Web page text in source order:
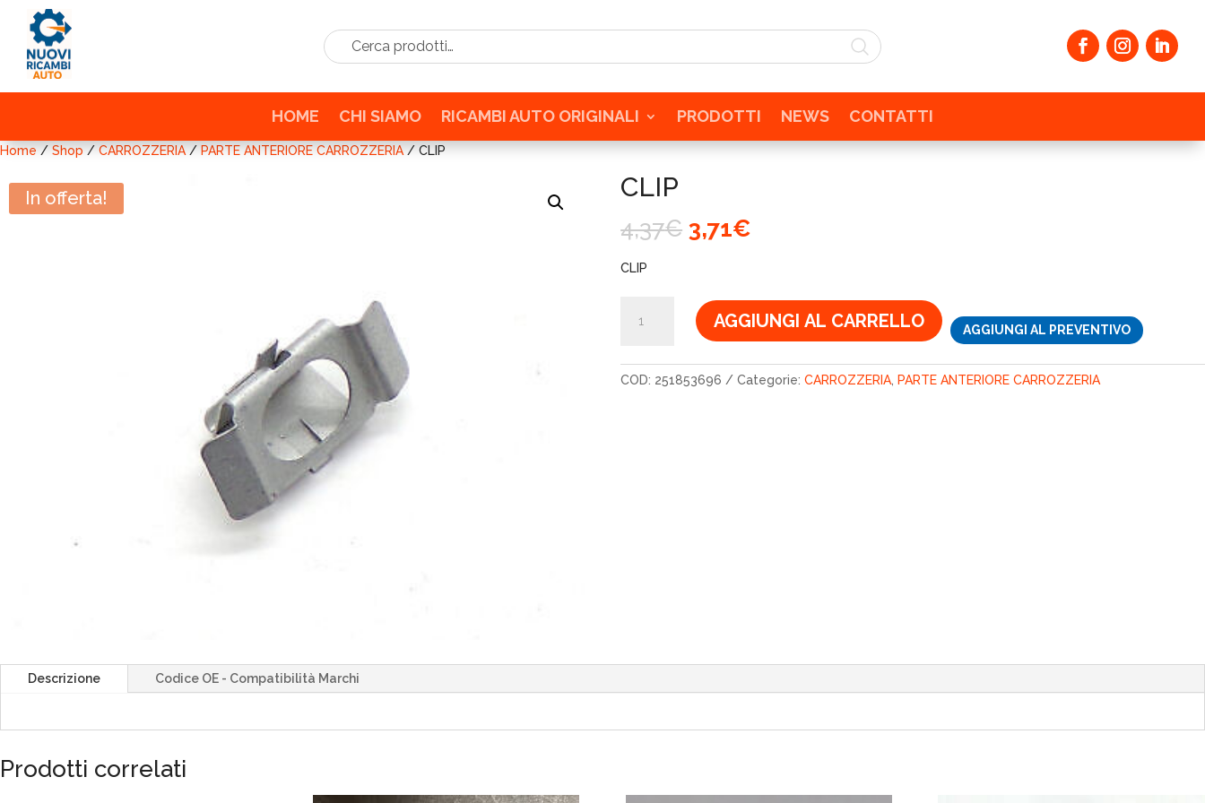
Cerca prodotti…
HOME CHI SIAMO RICAMBI AUTO ORIGINALI PRODOTTI NEWS CONTATTI
Home / Shop / CARROZZERIA/ PARTE ANTERIORE CARROZZERIA/ CLIP
In offerta! CLIP
4,37€ Il
prezzo
4,37€.
3,71€
3,71€.
CLIP
quantità
AGGIUNGI AL CARRELLO AGGIUNGI AL PREVENTIVO
COD: 251853696 Categorie:CARROZZERIA PARTE ANTERIORE CARROZZERIA
Descrizione Codice OE - Compatibilità Marchi
Prodotti correlati